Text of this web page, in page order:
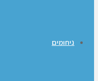
ניחומים